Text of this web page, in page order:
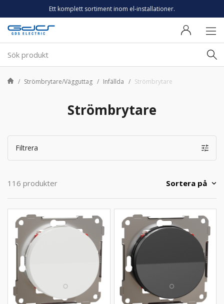
Ett komplett sortiment inom el-installationer.
Strömbrytare/Vägguttag Infällda Strömbrytare
Strömbrytare
Filtrera
116 produkter Sortera på